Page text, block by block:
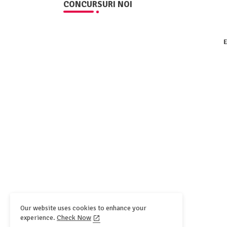
CONCURSURI NOI
Our website uses cookies to enhance your
experience. Check Now